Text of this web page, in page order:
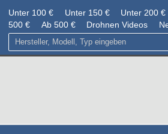
Unter 100 € Unter 150 € Unter 200 €
500 €
Ab 500 € Drohnen Videos